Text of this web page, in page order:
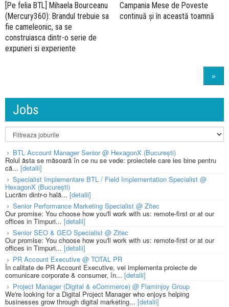
[Pe felia BTL] Mihaela Bourceanu
(Mercury360): Brandul trebuie sa
fie cameleonic, sa se
construiasca dintr-o serie de
expuneri si experiente
Campania Mese de Poveste
continuă și în această toamnă
»
Jobs
BTL Account Manager Senior @ HexagonX (București)
Rolul ăsta se măsoară în ce nu se vede: proiectele care ies bine pentru
că... [detalii]
Specialist Implementare BTL / Field Implementation Specialist @
HexagonX (București)
Lucrăm dintr-o hală... [detalii]
Senior Performance Marketing Specialist @ Zitec
Our promise: You choose how you'll work with us: remote-first or at our
offices in Timpuri... [detalii]
Senior SEO & GEO Specialist @ Zitec
Our promise: You choose how you'll work with us: remote-first or at our
offices in Timpuri... [detalii]
PR Account Executive @ TOTAL PR
În calitate de PR Account Executive, vei implementa proiecte de
comunicare corporate & consumer, în... [detalii]
Project Manager (Digital & eCommerce) @ Flaminjoy Group
We're looking for a Digital Project Manager who enjoys helping
businesses grow through digital marketing... [detalii]